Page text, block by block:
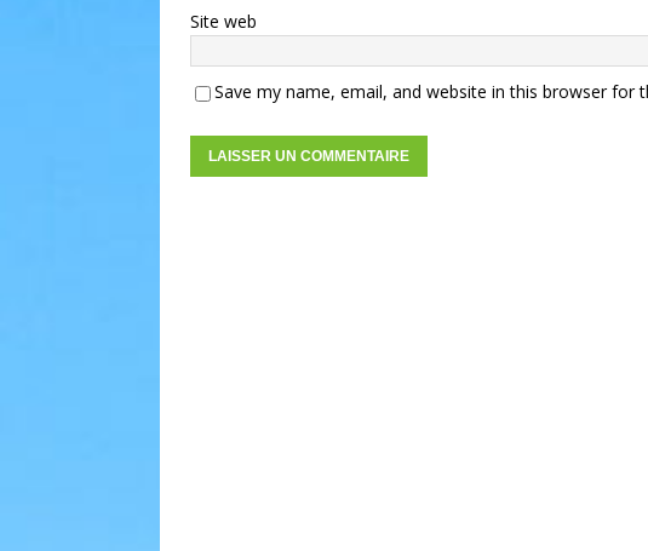
Site web
Save my name, email, and website in this browser for